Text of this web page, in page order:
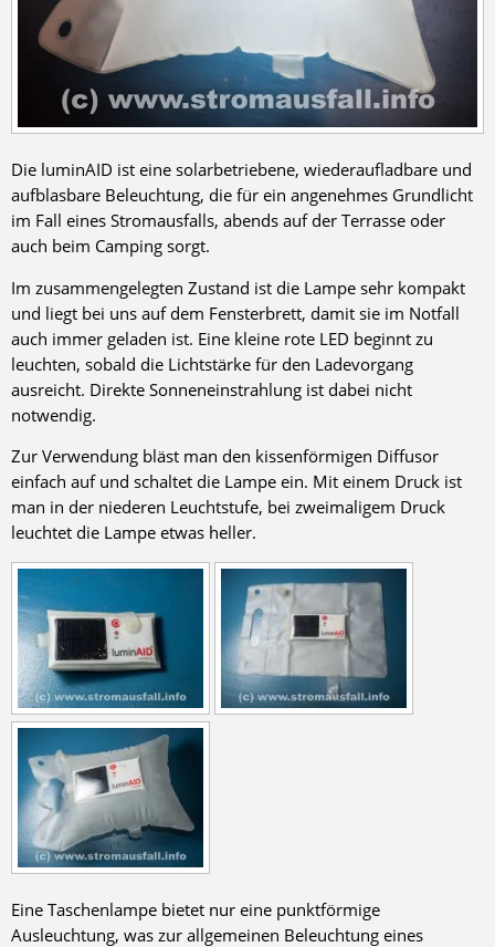
Die luminAID ist eine solarbetriebene, wiederaufladbare und
aufblasbare Beleuchtung, die für ein angenehmes Grundlicht
im Fall eines Stromausfalls, abends auf der Terrasse oder
auch beim Camping sorgt.
Im zusammengelegten Zustand ist die Lampe sehr kompakt
und liegt bei uns auf dem Fensterbrett, damit sie im Notfall
auch immer geladen ist. Eine kleine rote LED beginnt zu
leuchten, sobald die Lichtstärke für den Ladevorgang
ausreicht. Direkte Sonneneinstrahlung ist dabei nicht
notwendig.
Zur Verwendung bläst man den kissenförmigen Diffusor
einfach auf und schaltet die Lampe ein. Mit einem Druck ist
man in der niederen Leuchtstufe, bei zweimaligem Druck
leuchtet die Lampe etwas heller.
Eine Taschenlampe bietet nur eine punktförmige
Ausleuchtung, was zur allgemeinen Beleuchtung eines